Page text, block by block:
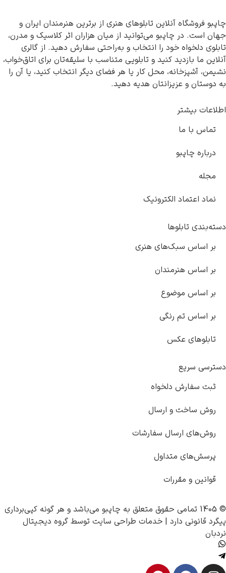
چاپبو فروشگاه آنلاین تابلوهای هنری از برترین هنرمندان ایران و
جهان است. در چاپبو می‌توانید از میان هزاران اثر کلاسیک و مدرن،
تابلوی دلخواه خود را انتخاب و به‌راحتی سفارش دهید. از گالری
آنلاین ما بازدید کنید و تابلویی متناسب با سلیقه‌تان برای اتاق‌خواب،
نشیمن، آشپزخانه، محل کار یا هر فضای دیگر انتخاب کنید، یا آن را
به دوستان و عزیزانتان هدیه دهید.
اطلاعات بیشتر
تماس با ما
درباره چاپبو
مجله
نماد اعتماد الکترونیک
دسته‌بندی تابلوها
بر اساس سبک‌های هنری
بر اساس هنرمندان
بر اساس موضوع
بر اساس تم رنگی
تابلوهای عکس
دسترسی سریع
ثبت سفارش دلخواه
روش ساخت و ارسال
روش‌های ارسال سفارشات
پرسش‌های متداول
قوانین و مقررات
© 1405 تمامی حقوق متعلق به چاپبو می‌باشد و هر گونه کپی‌برداری
پیگرد قانونی دارد | خدمات طراحی سایت توسط گروه دیجیتال
نردبان